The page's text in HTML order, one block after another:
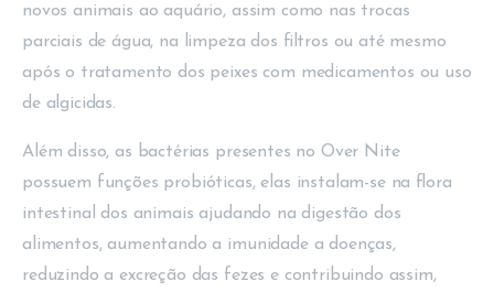
novos animais ao aquário, assim como nas trocas
parciais de água, na limpeza dos filtros ou até mesmo
após o tratamento dos peixes com medicamentos ou uso
de algicidas.
Além disso, as bactérias presentes no Over Nite
possuem funções probióticas, elas instalam-se na flora
intestinal dos animais ajudando na digestão dos
alimentos, aumentando a imunidade a doenças,
reduzindo a excreção das fezes e contribuindo assim,